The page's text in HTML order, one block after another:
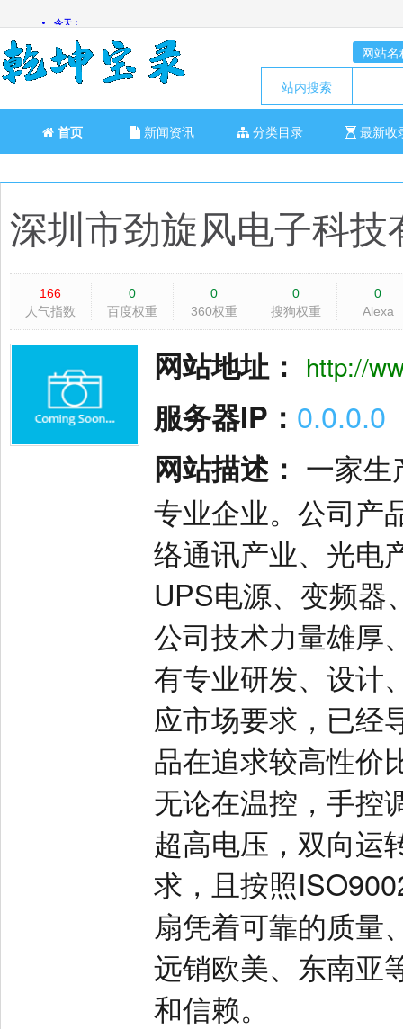
网站名
站内搜索
首页 新闻资讯 分类目录 最新收
深圳市劲旋风电子科技
166
人气指数
0
百度权重
0
360权重
0
搜狗权重
0
Alexa
网站地址： http://
服务器IP： 0.0.0.0
网站描述： 一家生
专业企业。公司产
络通讯产业、光电
UPS电源、变频器
公司技术力量雄厚
有专业研发、设计
应市场要求，已经
品在追求较高性价
无论在温控，手控
超高电压，双向运
求，且按照
扇凭着可靠的质量
远销欧美、东南亚
和信赖。